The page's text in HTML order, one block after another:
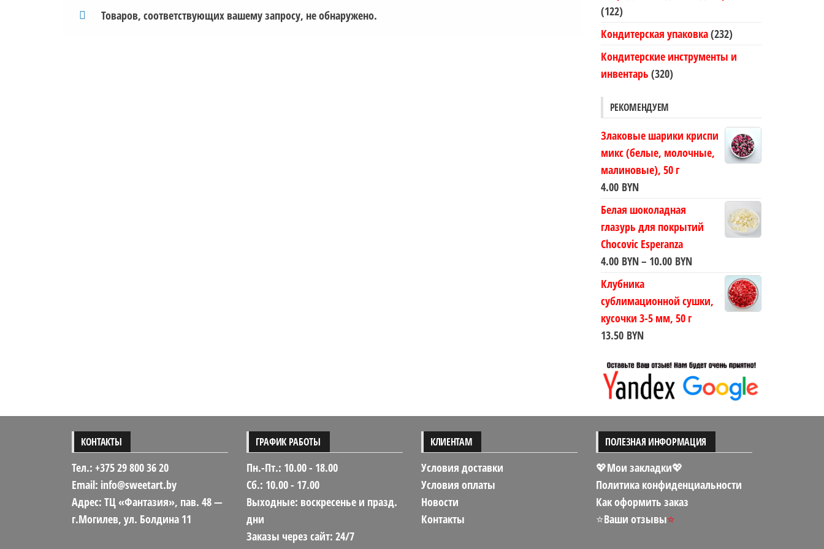
другие
Товаров, соответствующих вашему запросу, не обнаружено.
(122)
Кондитерская упаковка(232)
Кондитерские инструменты и
инвентарь (320)
РЕКОМЕНДУЕМ
Злаковые шарики криспи
микс (белые, молочные,
малиновые), 50 г
4.00 BYN
Белая шоколадная
глазурь для покрытий
Chocovic Esperanza
4.00 BYN– 10.00 BYNДиапазон
4.00 BYN
Клубника
сублимационной сушки,
кусочки 3-5 мм, 50 г
13.50 BYN
КОНТАКТЫ
Тел.: +375 29 800 36 20
Email: info@sweetart.by
Адрес: ТЦ «Фантазия», пав. 48 —
г.Могилев, ул. Болдина 11
ГРАФИК РАБОТЫ
Пн.-Пт.: 10.00 - 18.00
Сб.: 10.00 - 17.00
Выходные: воскресенье и празд.
дни
Заказы через сайт: 24/7
КЛИЕНТАМ
Условия доставки
Условия оплаты
Новости
Контакты
ПОЛЕЗНАЯ ИНФОРМАЦИЯ
💖Мои закладки💖
Политика конфиденциальности
Как оформить заказ
⭐Ваши отзывы⭐